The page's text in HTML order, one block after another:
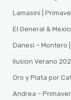
Lamasini |
El General &
Danesi – Montero
Ilusion Verano
Oro y Plata por
Andrea –